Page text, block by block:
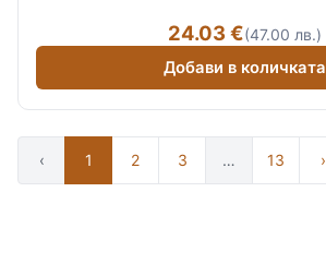
24.03 €(47.00 лв.)
Добави в количката
‹ 1 2 3 … 13 ›